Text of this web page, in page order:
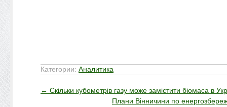
Категории: Аналитика
← Скільки кубометрів газу може замістити біомаса в
Плани Вінничини по